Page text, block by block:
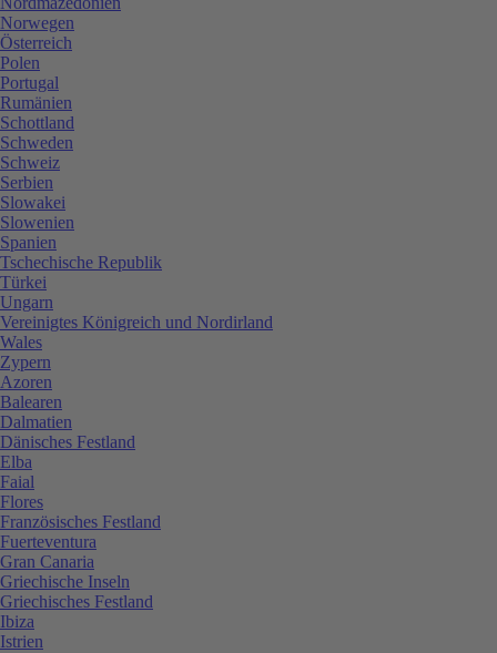
Norwegen
Österreich
Polen
Portugal
Rumänien
Schottland
Schweden
Schweiz
Serbien
Slowakei
Slowenien
Spanien
Tschechische Republik
Türkei
Ungarn
Vereinigtes Königreich und Nordirland
Wales
Zypern
Azoren
Balearen
Dalmatien
Dänisches Festland
Elba
Faial
Flores
Französisches Festland
Fuerteventura
Gran Canaria
Griechische Inseln
Griechisches Festland
Ibiza
Istrien